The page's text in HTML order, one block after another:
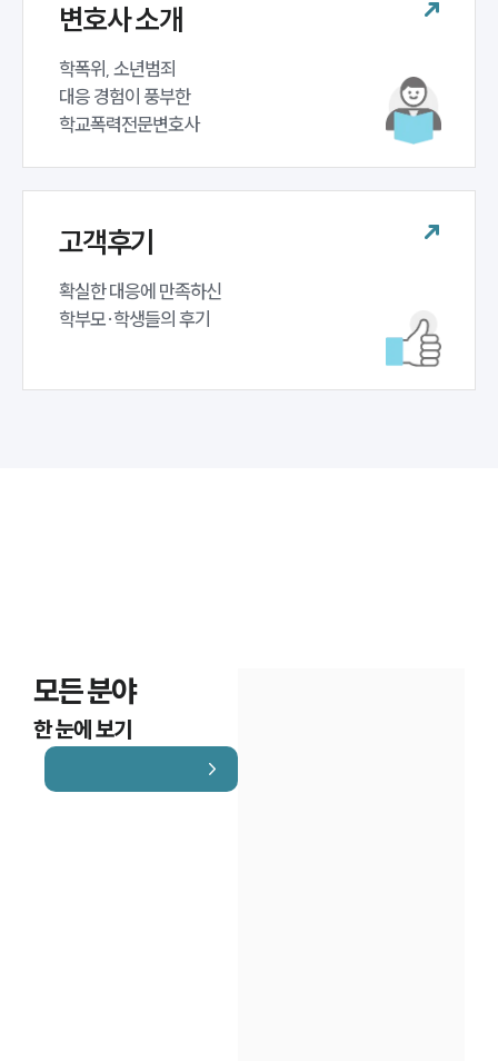
변호사 소개
학폭위, 소년범죄
대응 경험이 풍부한
학교폭력전문변호사
고객후기
확실한 대응에 만족하신
학부모·학생들의 후기
모든 분야
한 눈에 보기